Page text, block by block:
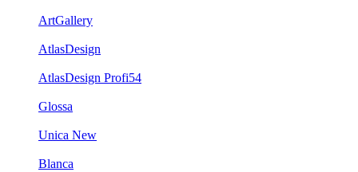
ArtGallery
AtlasDesign
AtlasDesign Profi54
Glossa
Unica New
Blanca